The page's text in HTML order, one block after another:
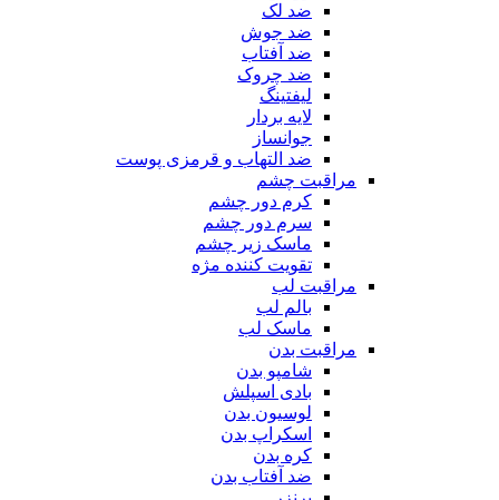
ضد لک
ضد جوش
ضد آفتاب
ضد چروک
لیفتینگ
لایه بردار
جوانساز
ضد التهاب و قرمزی پوست
مراقبت چشم
کرم دور چشم
سرم دور چشم
ماسک زیر چشم
تقویت کننده مژه
مراقبت لب
بالم لب
ماسک لب
مراقبت بدن
شامپو بدن
بادی اسپلش
لوسیون بدن
اسکراپ بدن
کره بدن
ضد آفتاب بدن